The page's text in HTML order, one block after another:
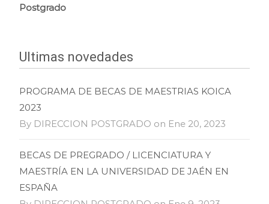
Postgrado
Ultimas novedades
PROGRAMA DE BECAS DE MAESTRIAS KOICA
2023
By DIRECCION POSTGRADO on Ene 20, 2023
BECAS DE PREGRADO / LICENCIATURA Y
MAESTRÍA EN LA UNIVERSIDAD DE JAÉN EN
ESPAÑA